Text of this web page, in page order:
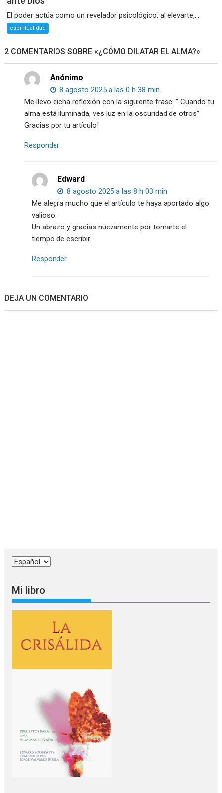
El poder actúa como un revelador psicológico: al elevarte,...
espiritualidad
2 COMENTARIOS SOBRE «¿CÓMO DILATAR EL ALMA?»
Anónimo
8 agosto 2025 a las 0 h 38 min
Me llevo dicha reflexión con la siguiente frase: ” Cuando tu
alma está iluminada, ves luz en la oscuridad de otros”
Gracias por tu artículo!
Responder
Edward
8 agosto 2025 a las 8 h 03 min
Me alegra mucho que el artículo te haya aportado algo
valioso.
Un abrazo y gracias nuevamente por tomarte el
tiempo de escribir.
Responder
DEJA UN COMENTARIO
Elegir
idioma
Mi libro